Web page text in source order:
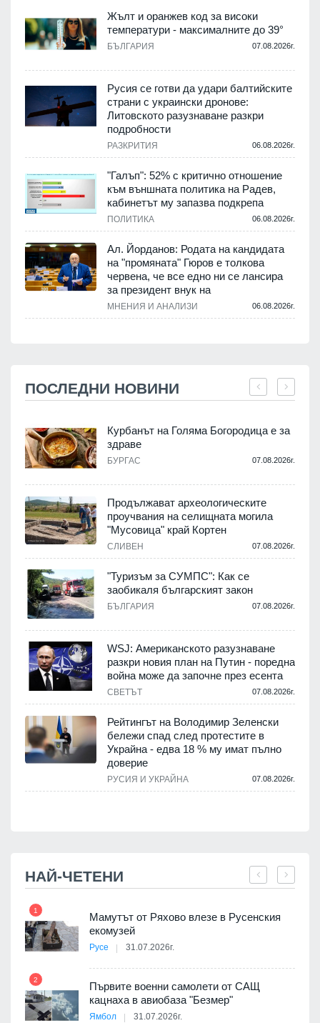
Жълт и оранжев код за високи
температури - максималните до 39°
БЪЛГАРИЯ 07.08.2026г.
Русия се готви да удари балтийските
страни с украински дронове:
Литовското разузнаване разкри
подробности
РАЗКРИТИЯ 06.08.2026г.
"Галъп": 52% с критично отношение
към външната политика на Радев,
кабинетът му запазва подкрепа
ПОЛИТИКА 06.08.2026г.
Ал. Йорданов: Родата на кандидата
на "промяната" Гюров е толкова
червена, че все едно ни се лансира
за президент внук на
МНЕНИЯ И АНАЛИЗИ 06.08.2026г.
ПОСЛЕДНИ НОВИНИ
Курбанът на Голяма Богородица е за
здраве
БУРГАС 07.08.2026г.
Продължават археологическите
проучвания на селищната могила
"Мусовица" край Кортен
СЛИВЕН 07.08.2026г.
"Туризъм за СУМПС": Как се
заобикаля българският закон
БЪЛГАРИЯ 07.08.2026г.
WSJ: Американското разузнаване
разкри новия план на Путин - поредна
война може да започне през есента
СВЕТЪТ 07.08.2026г.
Рейтингът на Володимир Зеленски
бележи спад след протестите в
Украйна - едва 18 % му имат пълно
доверие
РУСИЯ И УКРАЙНА 07.08.2026г.
НАЙ-ЧЕТЕНИ
1
Мамутът от Ряхово влезе в Русенския
екомузей
Русе 31.07.2026г.
2
Първите военни самолети от САЩ
кацнаха в авиобаза "Безмер"
Ямбол 31.07.2026г.